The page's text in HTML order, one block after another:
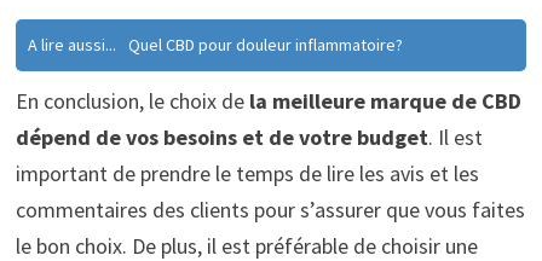
A lire aussi... Quel CBD pour douleur inflammatoire?
En conclusion, le choix dela meilleure marque de CBD
dépend de vos besoins et de votre budget. Il est
important de prendre le temps de lire les avis et les
commentaires des clients pour s’assurer que vous faites
le bon choix. De plus, il est préférable de choisir une